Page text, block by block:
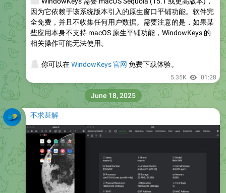
因为它依赖于该系统版本引入的原生窗口平铺功能。软件完
全免费，并且不收集任何用户数据。需要注意的是，如果某
些应用本身不支持 macOS 原生平铺功能，WindowKeys 的
相关操作可能无法使用。
你可以在WindowKeys 官网 免费下载体验。
5.35K 01:28
不求甚解
June 18, 2025